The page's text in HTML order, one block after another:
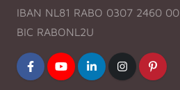
IBAN NL81 RABO 0307 2460 00
BIC RABONL2U